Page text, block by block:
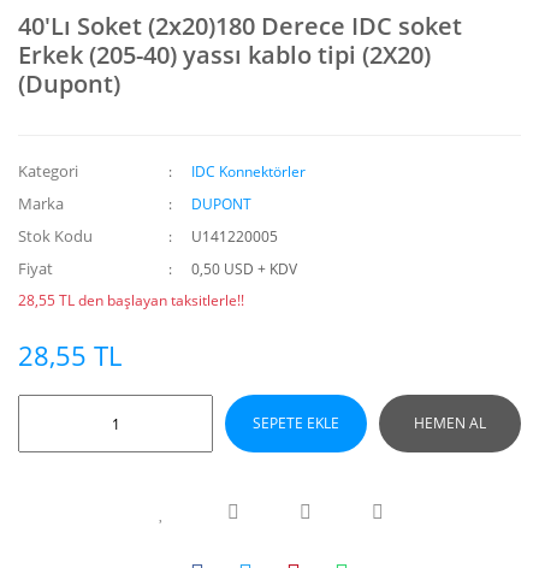
40'Lı Soket (2x20)180 Derece IDC soket
Erkek (205-40) yassı kablo tipi (2X20)
(Dupont)
Kategori IDC Konnektörler
Marka DUPONT
Stok Kodu U141220005
Fiyat
0,50 USD + KDV
28,55 TL den başlayan taksitlerle!!
28,55 TL
SEPETE EKLE HEMEN AL